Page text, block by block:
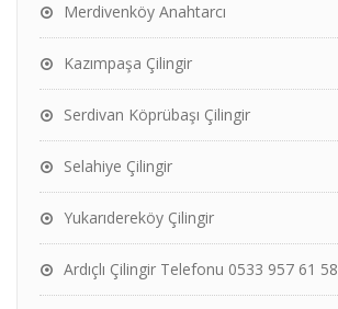
Merdivenköy Anahtarcı
Kazımpaşa Çilingir
Serdivan Köprübaşı Çilingir
Selahiye Çilingir
Yukarıdereköy Çilingir
Ardıçlı Çilingir Telefonu 0533 957 61 58